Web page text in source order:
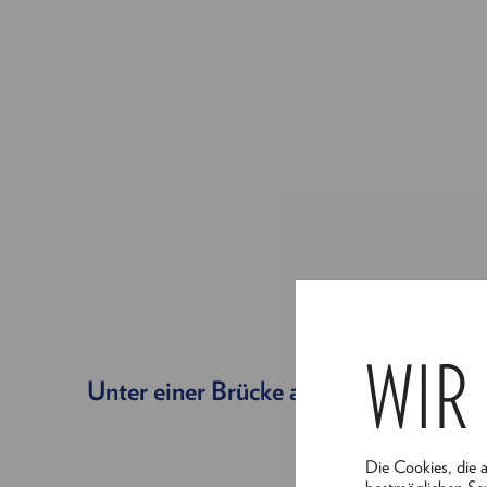
Die Cookies, die
Unter einer Brücke an der Seine